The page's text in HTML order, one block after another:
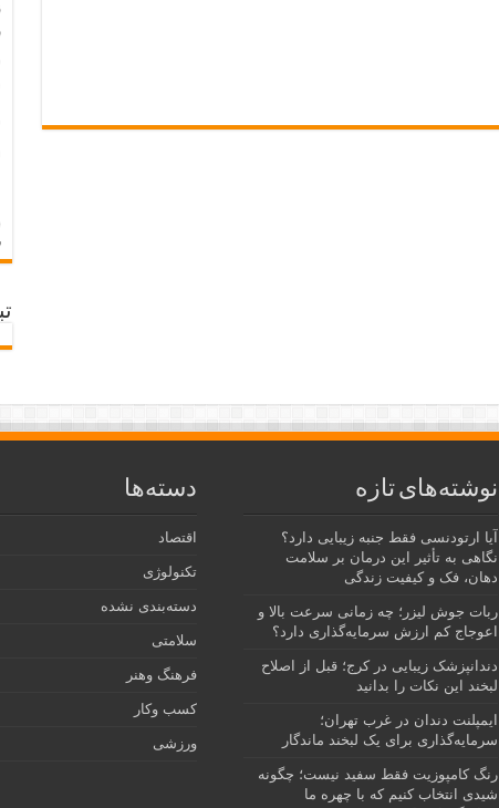
نوشته‌های تازه
آیا ارتودنسی فقط جنبه زیبایی دارد؟
نگاهی به تأثیر این درمان بر سلامت
دهان، فک و کیفیت زندگی
ربات جوش لیزر؛ چه زمانی سرعت بالا و
اعوجاج کم ارزش سرمایه‌گذاری دارد؟
دندانپزشک زیبایی در کرج؛ قبل از اصلاح
لبخند این نکات را بدانید
ایمپلنت دندان در غرب تهران؛
سرمایه‌گذاری برای یک لبخند ماندگار
رنگ کامپوزیت فقط سفید نیست؛ چگونه
شیدی انتخاب کنیم که با چهره ما
دسته‌ها
اقتصاد
تکنولوژی
دسته‌بندی نشده
سلامتی
فرهنگ وهنر
کسب وکار
ورزشی